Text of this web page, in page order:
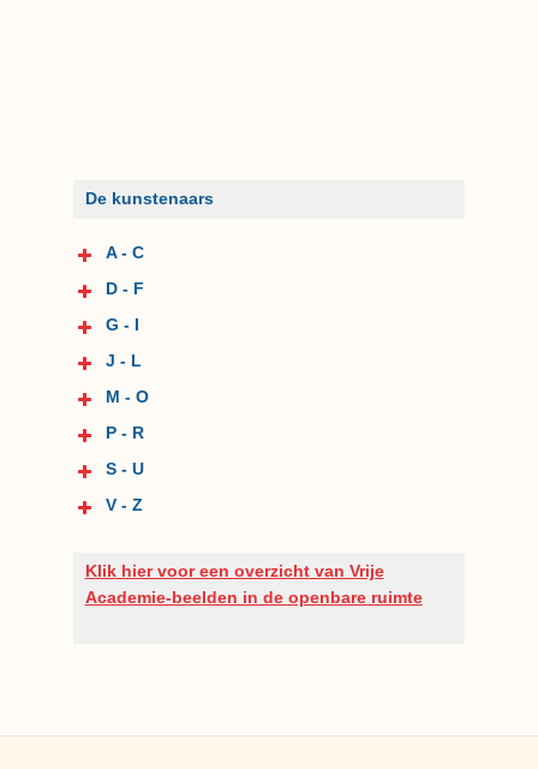
De kunstenaars
A - C
D - F
G - I
J - L
M - O
P - R
S - U
V - Z
Klik hier voor een overzicht van Vrije
Academie-beelden in de openbare ruimte